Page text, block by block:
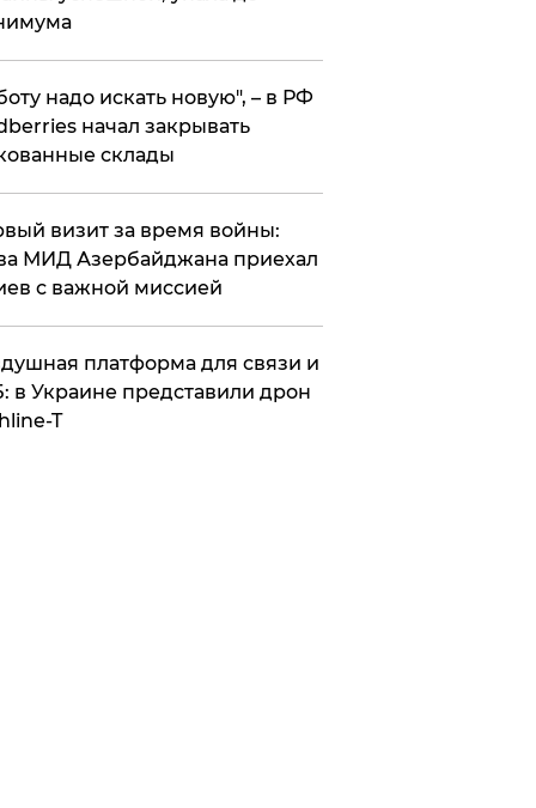
надо искать новую", – в РФ
начал закрывать
склады
визит за время войны:
МИД Азербайджана приехал
с важной миссией
платформа для связи и
в Украине представили дрон
T